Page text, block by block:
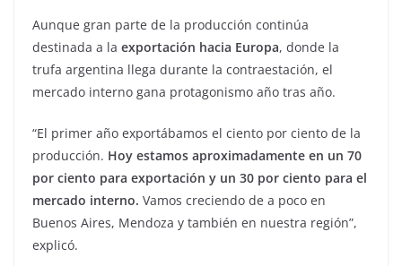
Aunque gran parte de la producción continúa
destinada a la exportación hacia Europa, donde la
trufa argentina llega durante la contraestación, el
mercado interno gana protagonismo año tras año.
“El primer año exportábamos el ciento por ciento de la
producción. Hoy estamos aproximadamente en un 70
por ciento para exportación y un 30 por ciento para el
mercado interno. Vamos creciendo de a poco en
Buenos Aires, Mendoza y también en nuestra región”,
explicó.